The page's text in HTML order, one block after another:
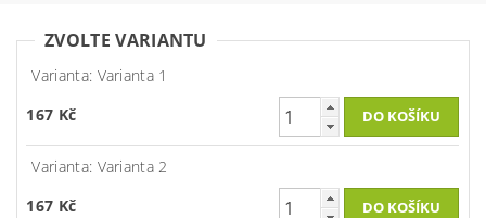
ZVOLTE VARIANTU
Varianta: Varianta 1
167 Kč
Varianta: Varianta 2
167 Kč